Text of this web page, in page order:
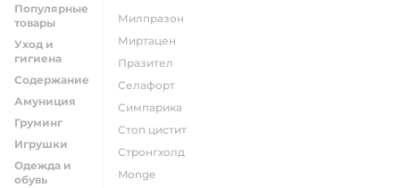
Популярные
товары
Уход и
гигиена
Содержание
Амуниция
Груминг
Игрушки
Одежда и
обувь
милпразон
миртацен
празител
селафорт
симпарика
стоп цистит
стронгхолд
monge